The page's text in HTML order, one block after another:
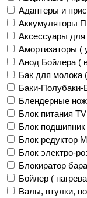
Адаптеры и
Аккумуляторы
Аксессуары
Амортизаторы (
Анод Бойлера (
Бак для молока
Баки-
Блендерные
Блок питания TV
Блок
Блок редуктор
Блок электро-
Блокиратор
Бойлер (
Валы, втулки,